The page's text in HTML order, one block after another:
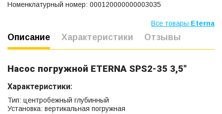
Номенклатурный номер: 000120000000003035
Все товары Eterna
Описание Характеристики Отзывы
Насос погружной ETERNA SPS2-35 3,5"
Характеристики:
Тип: центробежный глубинный
Установка: вертикальная погружная